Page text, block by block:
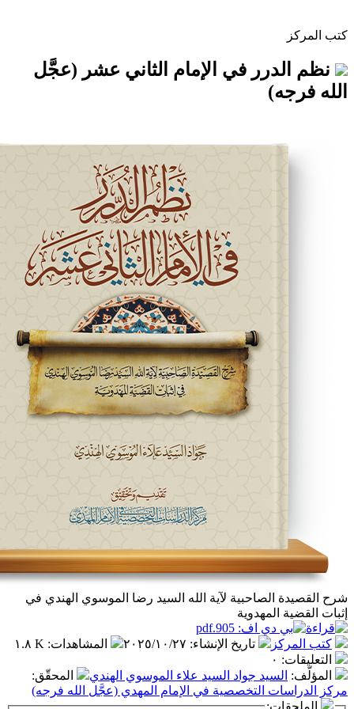
في الإمام الثاني عشر (عجَّل
لآية الله السيد رضا الموسوي الهندي في
تاريخ الإنشاء:٢٠٢٥/١٠/٢٧ المشاهدات:١.٨ K
٠
جواد السيد علاء الموسوي الهندي
المحقّق:
التخصصية في الإمام المهدي (عجَّل الله فرجه)